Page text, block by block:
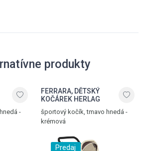
produkty
-
FERRARA, DĚTSKÝ
KOČÁREK HERLAG
športový kočík, tmavo hnedá -
krémová
Predaj